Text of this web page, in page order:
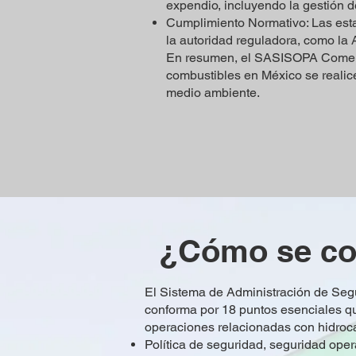
expendio, incluyendo la gestión
Cumplimiento Normativo: Las
la autoridad reguladora, como la
En resumen, el SASISOPA
combustibles en México se
medio ambiente.
¿Cómo se
El Sistema de Administración de
conforma por 18 puntos esenciales
operaciones relacionadas con
Política de seguridad, seguridad